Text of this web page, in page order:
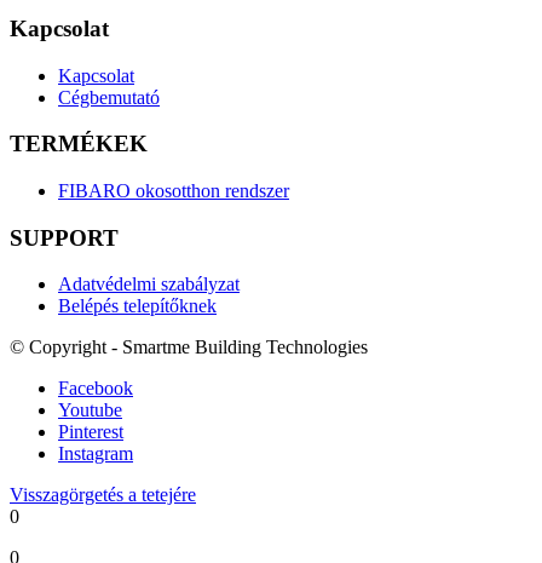
Kapcsolat
Kapcsolat
Cégbemutató
TERMÉKEK
FIBARO okosotthon rendszer
SUPPORT
Adatvédelmi szabályzat
Belépés telepítőknek
© Copyright - Smartme Building Technologies
Facebook
Youtube
Pinterest
Instagram
Visszagörgetés a tetejére
0
0